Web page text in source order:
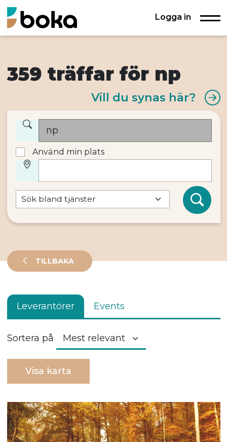
Logga in
Använd min plats
359 träffar för np
Vill du synas här?
TILLBAKA
Leverantörer Events
Sortera på
Visa karta